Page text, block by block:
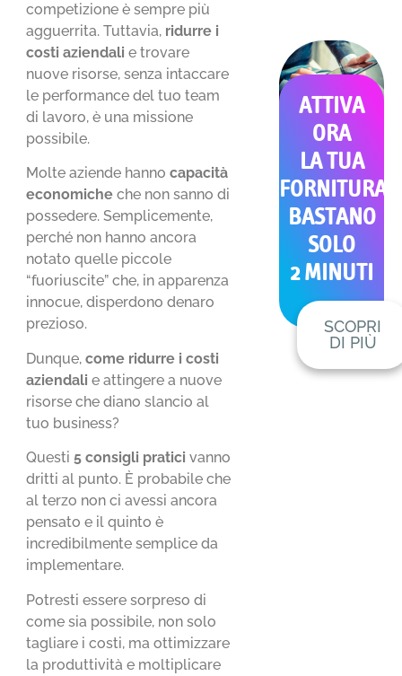
competizione è sempre più
agguerrita. Tuttavia, ridurre i
costi aziendalie trovare
nuove risorse, senza intaccare
le performance del tuo team
di lavoro, è una missione
possibile.
Molte aziende hannocapacità
economiche che non sanno di
possedere. Semplicemente,
perché non hanno ancora
notato quelle piccole
“fuoriuscite” che, in apparenza
innocue, disperdono denaro
prezioso.
Dunque,come ridurre i costi
aziendali e attingere a nuove
risorse che diano slancio al
tuo business?
Questi 5 consigli praticivanno
dritti al punto. È probabile che
al terzo non ci avessi ancora
pensato e il quinto è
incredibilmente semplice da
implementare.
Potresti essere sorpreso di
come sia possibile, non solo
tagliare i costi, ma ottimizzare
la produttività e moltiplicare
ATTIVA
ORA
LA TUA
FORNITURA
BASTANO
SOLO
2 MINUTI
SCOPRI
DI PIÙ